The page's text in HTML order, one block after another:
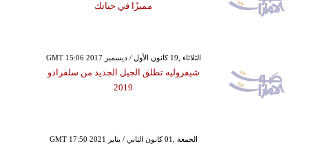
مميزًا في حياتك
GMT 15:06 2017 الثلاثاء ,19 كانون الأول / ديسمبر
شيفروليه تطلق الجيل الجديد من سلفرادو
2019
GMT 17:50 2021 الجمعة ,01 كانون الثاني / يناير